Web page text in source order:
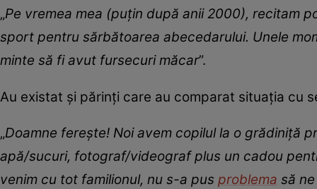
„Pe vremea mea (puțin după anii 2000), recitam
sport pentru sărbătoarea abecedarului. Unele
minte să fi avut fursecuri măcar”.
Au existat și părinți care au comparat situația cu
„Doamne ferește! Noi avem copilul la o grădiniță
apă/sucuri, fotograf/videograf plus un cadou
venim cu tot familionul, nu s-a pus problema să